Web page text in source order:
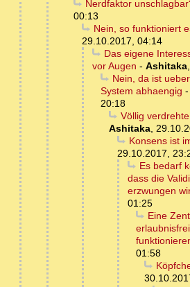
Nerdfaktor
00:13
Nein, so funktioniert
29.10.2017, 04:14
Das eigene
vor Augen - Ashitaka,
Nein, da ist
System abhaengig -
20:18
Völlig
Ashitaka,
Konsens ist
29.10.2017,
Es bedarf
dass die
erzwungen
01:25
Eine
01:58